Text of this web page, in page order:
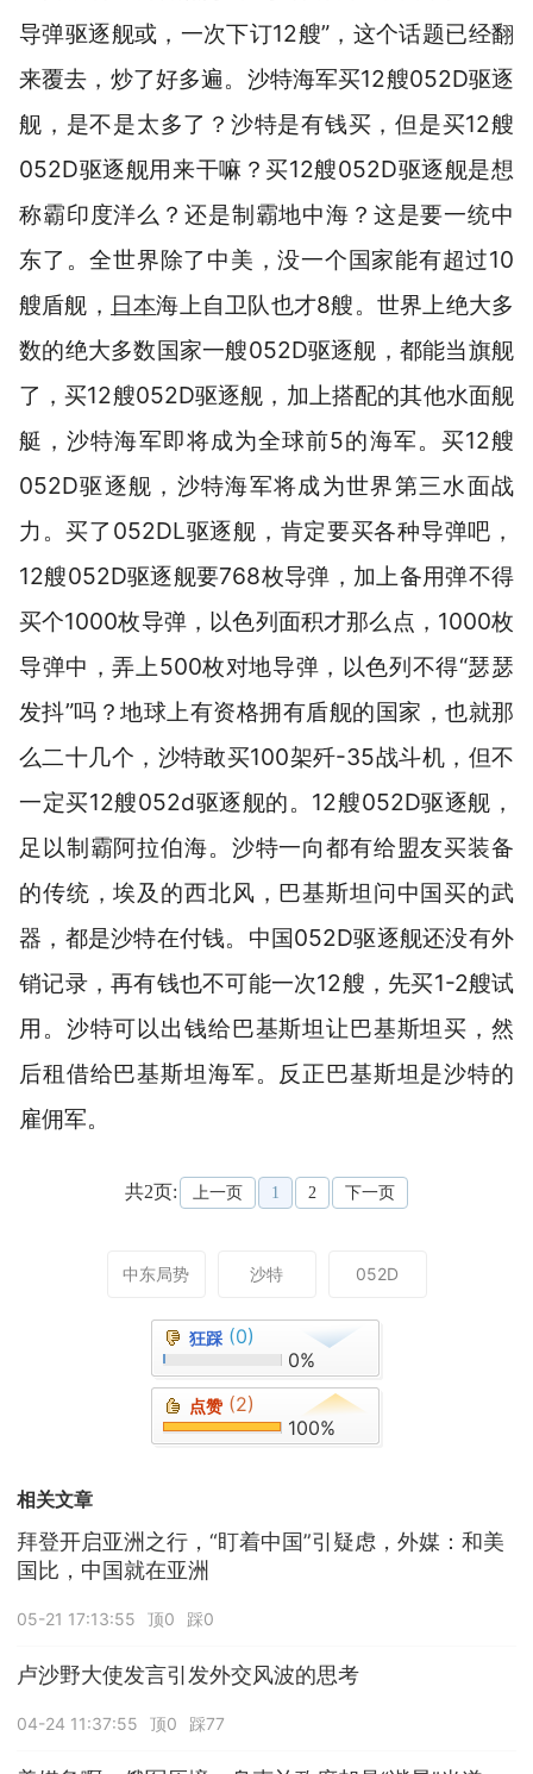
导弹驱逐舰或，一次下订12艘”，这个话题已经翻
来覆去，炒了好多遍。沙特海军买12艘052D驱逐
舰，是不是太多了？沙特是有钱买，但是买12艘
052D驱逐舰用来干嘛？买12艘052D驱逐舰是想
称霸印度洋么？还是制霸地中海？这是要一统中
东了。全世界除了中美，没一个国家能有超过10
艘盾舰， 日本海上自卫队也才8艘。世界上绝大多
数的绝大多数国家一艘052D驱逐舰，都能当旗舰
了，买12艘052D驱逐舰，加上搭配的其他水面舰
艇，沙特海军即将成为全球前5的海军。买12艘
052D驱逐舰，沙特海军将成为世界第三水面战
力。买了052DL驱逐舰，肯定要买各种导弹吧，
12艘052D驱逐舰要768枚导弹，加上备用弹不得
买个1000枚导弹，以色列面积才那么点，1000枚
导弹中，弄上500枚对地导弹，以色列不得“瑟瑟
发抖”吗？地球上有资格拥有盾舰的国家，也就那
么二十几个，沙特敢买100架歼-35战斗机，但不
一定买12艘052d驱逐舰的。12艘052D驱逐舰，
足以制霸阿拉伯海。沙特一向都有给盟友买装备
的传统，埃及的西北风，巴基斯坦问中国买的武
器，都是沙特在付钱。中国052D驱逐舰还没有外
销记录，再有钱也不可能一次12艘，先买1-2艘试
用。沙特可以出钱给巴基斯坦让巴基斯坦买，然
后租借给巴基斯坦海军。反正巴基斯坦是沙特的
雇佣军。
共2页: 上一页 1 2 下一页
中东局势 沙特 052D
狂踩 (0)
0%
点赞 (2)
100%
相关文章
拜登开启亚洲之行，“盯着中国”引疑虑，外媒：和美
国比，中国就在亚洲
05-21 17:13:55 顶0 踩0
卢沙野大使发言引发外交风波的思考
04-24 11:37:55 顶0 踩77